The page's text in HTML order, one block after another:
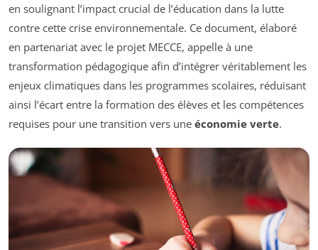
en soulignant l’impact crucial de l’éducation dans la lutte
contre cette crise environnementale. Ce document, élaboré
en partenariat avec le projet MECCE, appelle à une
transformation pédagogique afin d’intégrer véritablement les
enjeux climatiques dans les programmes scolaires, réduisant
ainsi l’écart entre la formation des élèves et les compétences
requises pour une transition vers une économie verte.